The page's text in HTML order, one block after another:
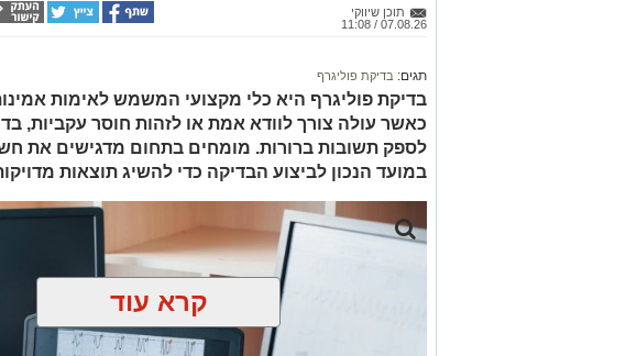
תוכן שיווקי
07.08.26 / 11:08
תגים: בדיקת פוליגרף
בדיקת פוליגרף היא כלי מקצועי המשמש לאימות
כאשר עולה צורך לוודא אמת או לזהות חוסר עקביות,
לספק תשובות ברורות. מומחים בתחום מדגישים את
במועד הנכון לביצוע הבדיקה כדי להשיג תוצאות
קרא עוד